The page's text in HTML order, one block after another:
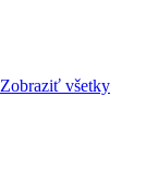
Zobraziť všetky